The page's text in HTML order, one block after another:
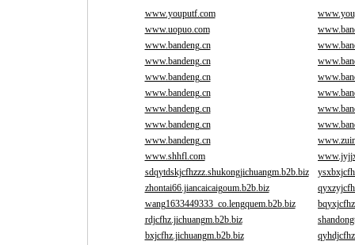
www.youputf.com
www.uopuo.com
www.bandeng.cn
www.bandeng.cn
www.bandeng.cn
www.bandeng.cn
www.bandeng.cn
www.bandeng.cn
www.bandeng.cn
www.shhfl.com
sdqytdskjcfhzzz.shukongjichuangm.b2b.biz
zhontai66.jiancaicaigoum.b2b.biz
wang1633449333_co.lengquem.b2b.biz
rdjcfhz.jichuangm.b2b.biz
bxjcfhz.jichuangm.b2b.biz